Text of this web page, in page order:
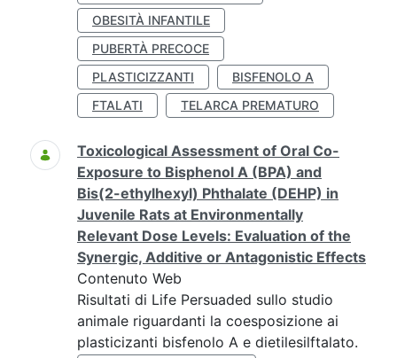
OBESITÀ INFANTILE
PUBERTÀ PRECOCE
PLASTICIZZANTI
BISFENOLO A
FTALATI
TELARCA PREMATURO
Toxicological Assessment of Oral Co-
Exposure to Bisphenol A (BPA) and
Bis(2-ethylhexyl) Phthalate (DEHP) in
Juvenile Rats at Environmentally
Relevant Dose Levels: Evaluation of the
Synergic, Additive or Antagonistic Effects
Contenuto Web
Risultati di Life Persuaded sullo studio
animale riguardanti la coesposizione ai
plasticizanti bisfenolo A e dietilesilftalato.